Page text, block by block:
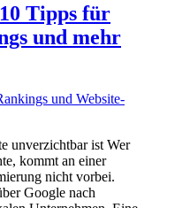
Tipps für
und mehr
unverzichtbar ist Wer
kommt an einer
nicht vorbei.
Google nach